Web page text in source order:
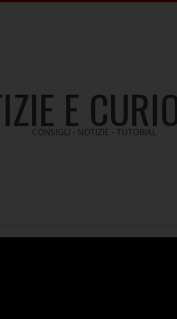
E
CONSIGLI - NOTIZIE - TUTORIAL